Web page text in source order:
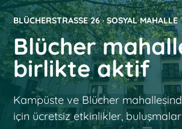
BLÜCHERSTRASSE 26 · SOSYAL MAHALLE
Blücher
birlikte aktif
Kampüste ve Blücher
için ücretsiz etkinlikler,